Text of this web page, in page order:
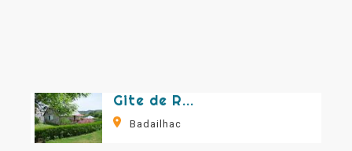
Gite de Raphaël
Badailhac